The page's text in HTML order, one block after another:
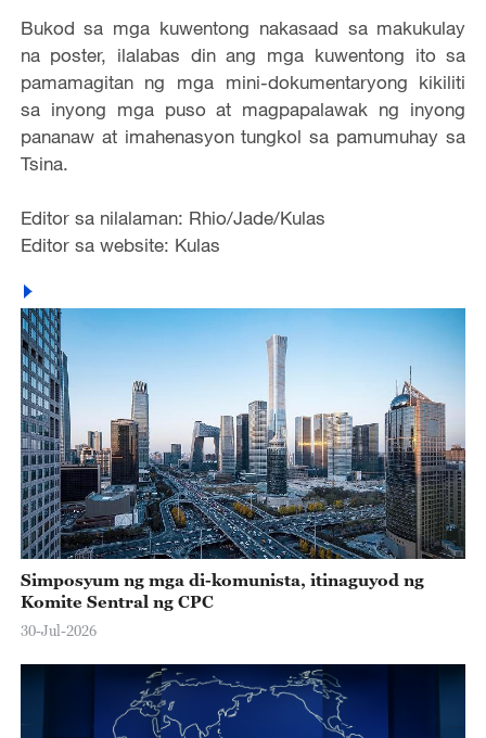
Bukod sa mga kuwentong nakasaad sa makukulay
na poster, ilalabas din ang mga kuwentong ito sa
pamamagitan ng mga mini-dokumentaryong kikiliti
sa inyong mga puso at magpapalawak ng inyong
pananaw at imahenasyon tungkol sa pamumuhay sa
Tsina.
Editor sa nilalaman: Rhio/Jade/Kulas
Editor sa website: Kulas
Simposyum ng mga di-komunista, itinaguyod ng
Komite Sentral ng CPC
30-Jul-2026